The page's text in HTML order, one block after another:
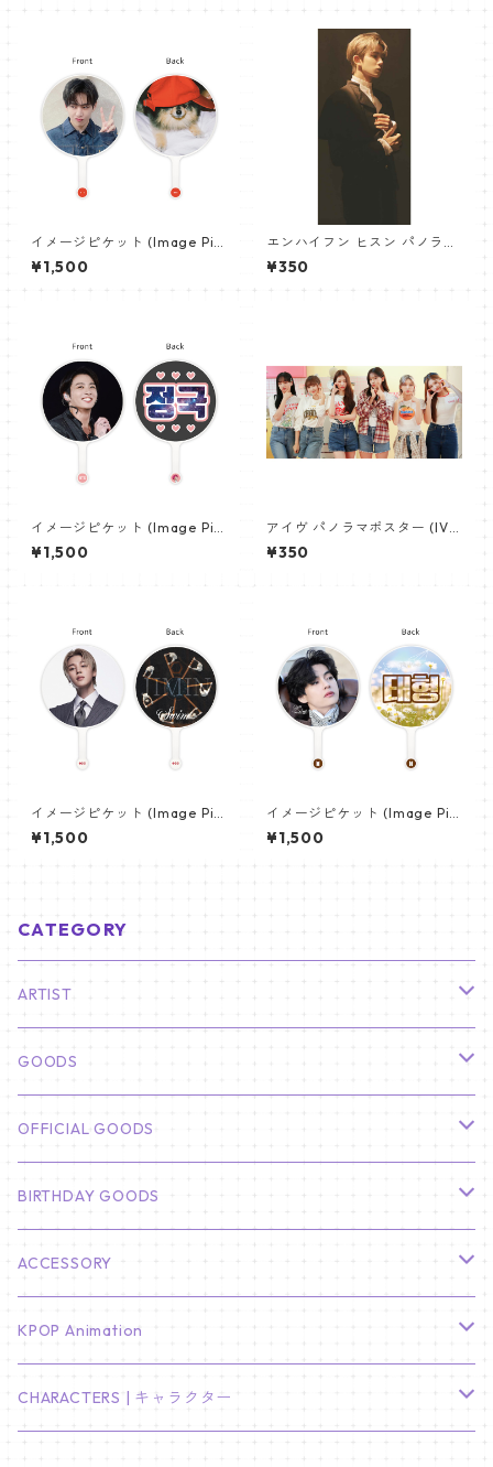
イメージピケット (Image Pic
ket) うちわ - ヴィ (V_20)
¥1,500
エンハイフン ヒスン パノラマ
ポスター (ENHYPEN HEESEU
NG Poster) 700*330mm
【heeseung_01】
¥350
イメージピケット (Image Pic
ket) うちわ - ジョングク (JU
NGKOOK_09)
¥1,500
アイヴ パノラマポスター (IVE
Poster) 700*330mm 【IVE-
02】
¥350
イメージピケット (Image Pic
ket) うちわ - ジミン(JIMIN-1
5)
¥1,500
イメージピケット (Image Pic
ket) うちわ - ヴィ (V_14)
¥1,500
CATEGORY
ARTIST
俳優
CHA EUN WOO
HYUNBIN
BTS
JIN
J-HOPE
SEVENTEEN
S.COUPS
ジョンハン
Stray Kids
バンチャン
リノ
TXT
ヨンジュン
ENHYPEN
GOODS
カレンダー
壁掛けカレンダー
ミニ壁掛けカレンダー
フォトカードセット(60枚入り)
韓国語単語カード
プレミアム写真集
ステッカー&粘着メモ紙セット
OFFICIAL GOODS
LIGHT STICK
Light Stick Pouch
BT21
Stray Kids
MANIAC ENCORE
SKZOO
BIRTHDAY GOODS
01/01 WINTER
01/16 SEUNGKWAN
02/01 DOYOUNG
ACCESSORY
PIERCE
EARRING
KPOP Animation
KPop Demon Hunters
CHARACTERS | キャラクター